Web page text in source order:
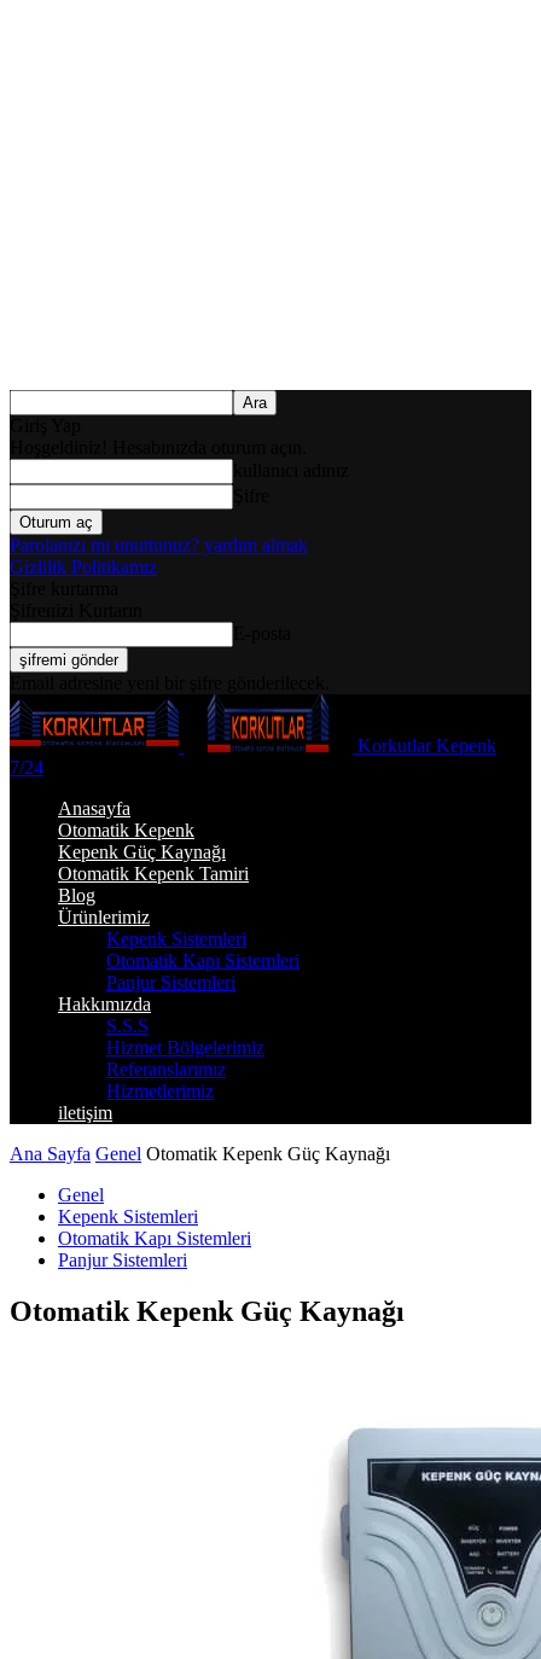
Parolanızı mı unuttunuz? yardım almak
Gizlilik Politikamız
Korkutlar Kepenk
7/24
Anasayfa
Otomatik Kepenk
Kepenk Güç Kaynağı
Otomatik Kepenk Tamiri
Blog
Ürünlerimiz
Kepenk Sistemleri
Otomatik Kapı Sistemleri
Panjur Sistemleri
Hakkımızda
S.S.S
Hizmet Bölgelerimiz
Referanslarımız
Hizmetlerimiz
iletişim
Ana Sayfa Genel Otomatik Kepenk Güç Kaynağı
Genel
Kepenk Sistemleri
Otomatik Kapı Sistemleri
Panjur Sistemleri
Otomatik Kepenk Güç Kaynağı